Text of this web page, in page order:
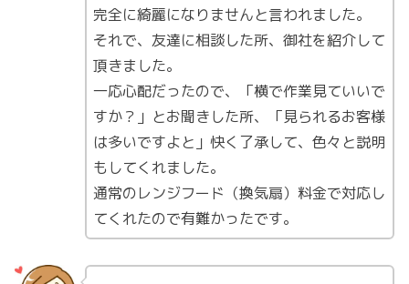
完全に綺麗になりませんと言われました。
それで、友達に相談した所、御社を紹介して
頂きました。
一応心配だったので、「横で作業見ていいで
すか？」とお聞きした所、「見られるお客様
は多いですよと」快く了承して、色々と説明
もしてくれました。
通常のレンジフード（換気扇）料金で対応し
てくれたので有難かったです。